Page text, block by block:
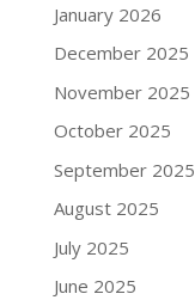
January 2026
December 2025
November 2025
October 2025
September 2025
August 2025
July 2025
June 2025